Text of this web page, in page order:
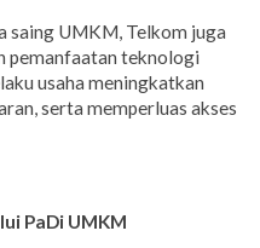
saing UMKM, Telkom juga
pemanfaatan teknologi
usaha meningkatkan
serta memperluas akses
PaDi UMKM